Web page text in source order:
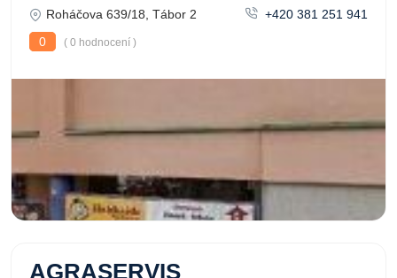
Roháčova 639/18, Tábor 2
+420 381 251 941
0
( 0 hodnocení )
AGRASERVIS